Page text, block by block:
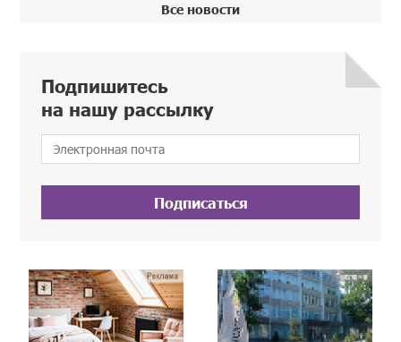
Все новости
Подпишитесь
на нашу рассылку
Подписаться